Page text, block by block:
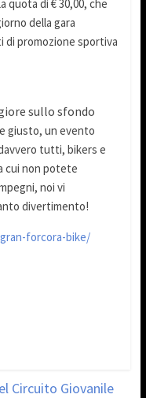
quota di € 30,00, che
della gara
di promozione sportiva
sullo sfondo
giusto, un evento
tutti, bikers e
cui non potete
noi vi
divertimento!
forcora-bike/
Circuito Giovanile